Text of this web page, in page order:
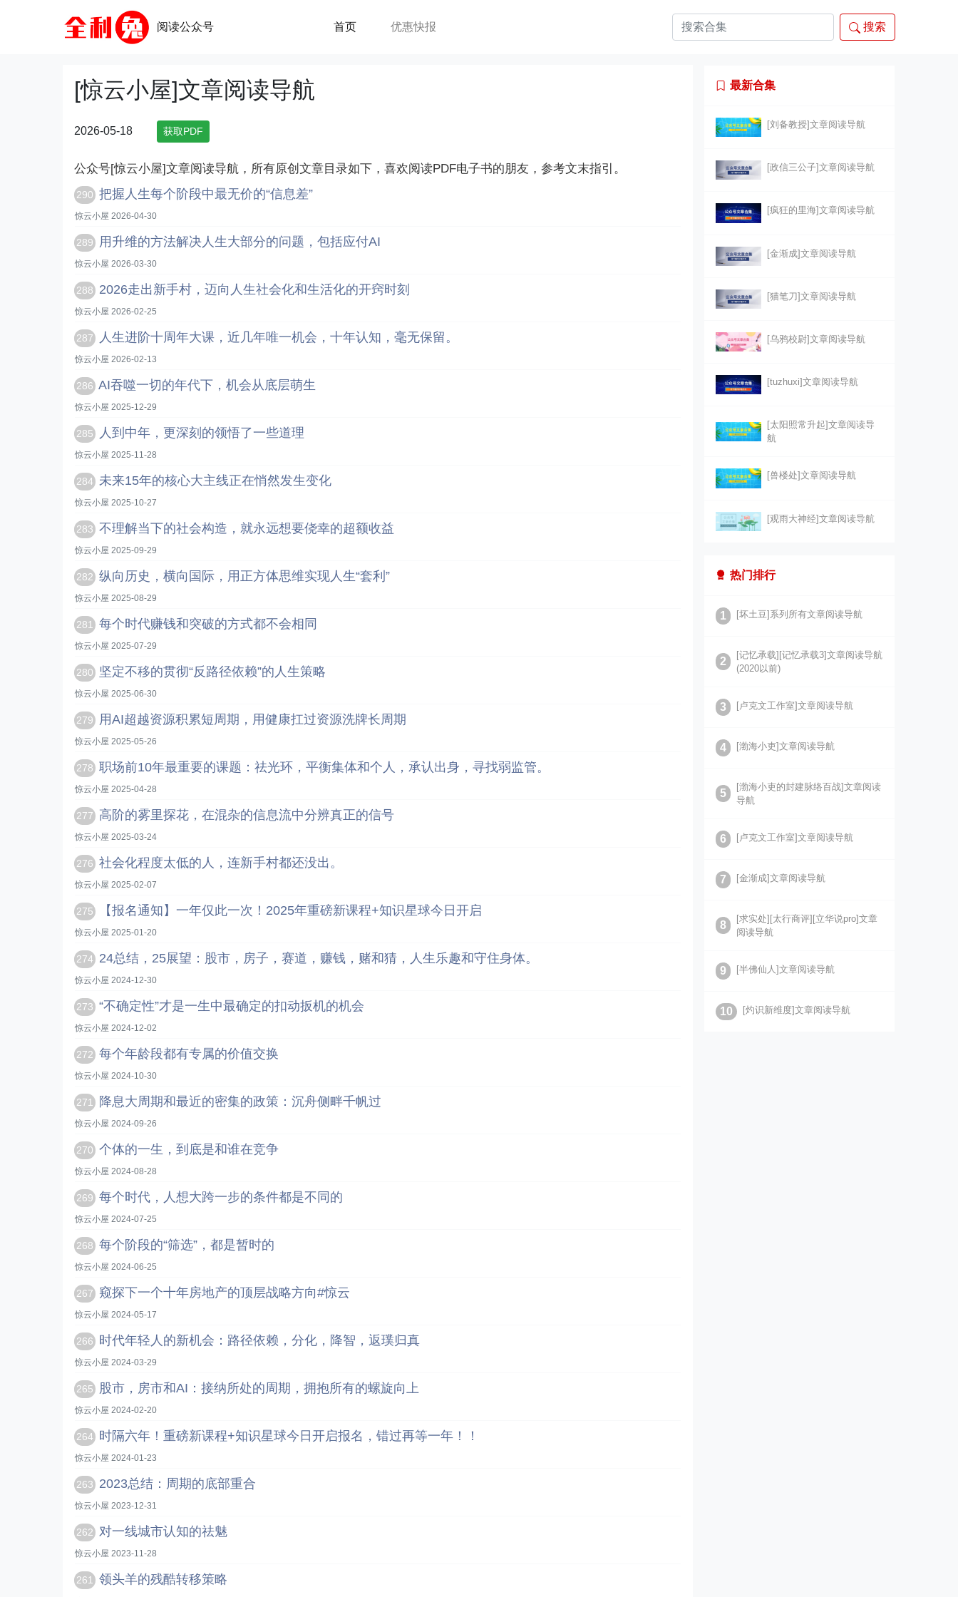
阅读公众号 首页 优惠快报 搜索
[惊云小屋]文章阅读导航
2026-05-18 获取PDF
公众号[惊云小屋]文章阅读导航，所有原创文章目录如下，喜欢阅读PDF电子书的朋友，参考文末指引。
290 把握人生每个阶段中最无价的“信息差”
惊云小屋 2026-04-30
289 用升维的方法解决人生大部分的问题，包括应付AI
惊云小屋 2026-03-30
288 2026走出新手村，迈向人生社会化和生活化的开窍时刻
惊云小屋 2026-02-25
287 人生进阶十周年大课，近几年唯一机会，十年认知，毫无保留。
惊云小屋 2026-02-13
286 AI吞噬一切的年代下，机会从底层萌生
惊云小屋 2025-12-29
285 人到中年，更深刻的领悟了一些道理
惊云小屋 2025-11-28
284 未来15年的核心大主线正在悄然发生变化
惊云小屋 2025-10-27
283 不理解当下的社会构造，就永远想要侥幸的超额收益
惊云小屋 2025-09-29
282 纵向历史，横向国际，用正方体思维实现人生“套利”
惊云小屋 2025-08-29
281 每个时代赚钱和突破的方式都不会相同
惊云小屋 2025-07-29
280 坚定不移的贯彻“反路径依赖”的人生策略
惊云小屋 2025-06-30
279 用AI超越资源积累短周期，用健康扛过资源洗牌长周期
惊云小屋 2025-05-26
278 职场前10年最重要的课题：祛光环，平衡集体和个人，承认出身，寻找弱监管。
惊云小屋 2025-04-28
277 高阶的雾里探花，在混杂的信息流中分辨真正的信号
惊云小屋 2025-03-24
276 社会化程度太低的人，连新手村都还没出。
惊云小屋 2025-02-07
275 【报名通知】一年仅此一次！2025年重磅新课程+知识星球今日开启
惊云小屋 2025-01-20
274 24总结，25展望：股市，房子，赛道，赚钱，赌和猜，人生乐趣和守住身体。
惊云小屋 2024-12-30
273 “不确定性”才是一生中最确定的扣动扳机的机会
惊云小屋 2024-12-02
272 每个年龄段都有专属的价值交换
惊云小屋 2024-10-30
271 降息大周期和最近的密集的政策：沉舟侧畔千帆过
惊云小屋 2024-09-26
270 个体的一生，到底是和谁在竞争
惊云小屋 2024-08-28
269 每个时代，人想大跨一步的条件都是不同的
惊云小屋 2024-07-25
268 每个阶段的“筛选”，都是暂时的
惊云小屋 2024-06-25
267 窥探下一个十年房地产的顶层战略方向#惊云
惊云小屋 2024-05-17
266 时代年轻人的新机会：路径依赖，分化，降智，返璞归真
惊云小屋 2024-03-29
265 股市，房市和AI：接纳所处的周期，拥抱所有的螺旋向上
惊云小屋 2024-02-20
264 时隔六年！重磅新课程+知识星球今日开启报名，错过再等一年！！
惊云小屋 2024-01-23
263 2023总结：周期的底部重合
惊云小屋 2023-12-31
262 对一线城市认知的祛魅
惊云小屋 2023-11-28
261 领头羊的残酷转移策略
最新合集
[刘备教授]文章阅读导航
[政信三公子]文章阅读导航
[疯狂的里海]文章阅读导航
[金渐成]文章阅读导航
[猫笔刀]文章阅读导航
[乌鸦校尉]文章阅读导航
[tuzhuxi]文章阅读导航
[太阳照常升起]文章阅读导
航
[兽楼处]文章阅读导航
[观雨大神经]文章阅读导航
热门排行
1 [坏土豆]系列所有文章阅读导航
2
[记忆承载][记忆承载3]文章阅读导航
(2020以前)
3 [卢克文工作室]文章阅读导航
4 [渤海小吏]文章阅读导航
5
[渤海小吏的封建脉络百战]文章阅读
导航
6 [卢克文工作室]文章阅读导航
7 [金渐成]文章阅读导航
8
[求实处][太行商评][立华说pro]文章
阅读导航
9 [半佛仙人]文章阅读导航
10 [灼识新维度]文章阅读导航